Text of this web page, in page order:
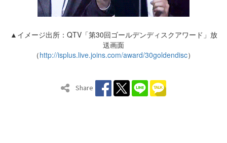
▲イメージ出所：QTV「第30回ゴールデンディスクアワード」放
送画面
（http://isplus.live.joins.com/award/30goldendisc）
Share